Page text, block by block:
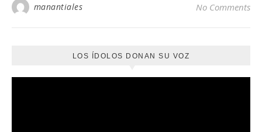
manantiales No Comments
LOS ÍDOLOS DONAN SU VOZ